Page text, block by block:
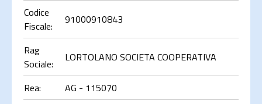
Codice
Fiscale:
91000910843
Rag
Sociale:
LORTOLANO SOCIETA COOPERATIVA
Rea: AG - 115070